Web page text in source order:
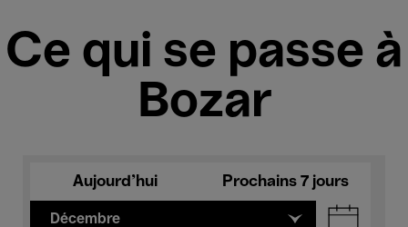
Ce qui se passe à
Bozar
Aujourd'hui Prochains 7 jours
Décembre